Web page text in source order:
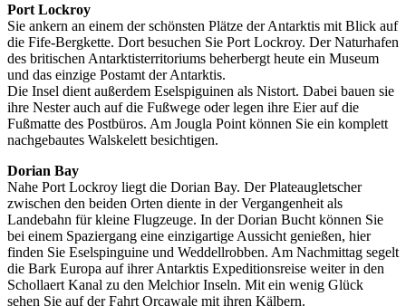
Port Lockroy
Sie ankern an einem der schönsten Plätze der Antarktis mit Blick auf
die Fife-Bergkette. Dort besuchen Sie Port Lockroy. Der Naturhafen
des britischen Antarktisterritoriums beherbergt heute ein Museum
und das einzige Postamt der Antarktis.
Die Insel dient außerdem Eselspiguinen als Nistort. Dabei bauen sie
ihre Nester auch auf die Fußwege oder legen ihre Eier auf die
Fußmatte des Postbüros. Am Jougla Point können Sie ein komplett
nachgebautes Walskelett besichtigen.
Dorian Bay
Nahe Port Lockroy liegt die Dorian Bay. Der Plateaugletscher
zwischen den beiden Orten diente in der Vergangenheit als
Landebahn für kleine Flugzeuge. In der Dorian Bucht können Sie
bei einem Spaziergang eine einzigartige Aussicht genießen, hier
finden Sie Eselspinguine und Weddellrobben. Am Nachmittag segelt
die Bark Europa auf ihrer Antarktis Expeditionsreise weiter in den
Schollaert Kanal zu den Melchior Inseln. Mit ein wenig Glück
sehen Sie auf der Fahrt Orcawale mit ihren Kälbern.